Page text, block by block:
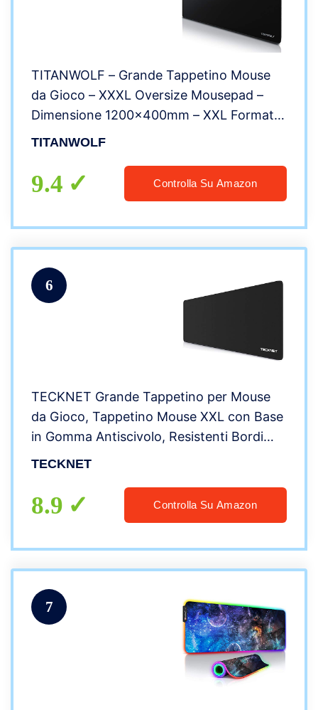
TITANWOLF – Grande Tappetino Mouse
da Gioco – XXXL Oversize Mousepad –
Dimensione 1200x400mm – XXL Formato
Oversize da scrivania e Tavolo – per
TITANWOLF
9.4 Controlla Su Amazon
6
TECKNET Grande Tappetino per Mouse
da Gioco, Tappetino Mouse XXL con Base
in Gomma Antiscivolo, Resistenti Bordi
Cuciti, Superficie in Stoffa Liscia per PC,
(900x400x3mm)
TECKNET
8.9 Controlla Su Amazon
7